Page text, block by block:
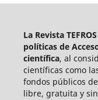
La Revista
políticas de
científica, al
científicas como
fondos públicos
libre, gratuita y